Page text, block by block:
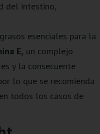
del intestino,
esenciales para la
E, un complejo
y la consecuente
lo que se recomienda
todos los casos de